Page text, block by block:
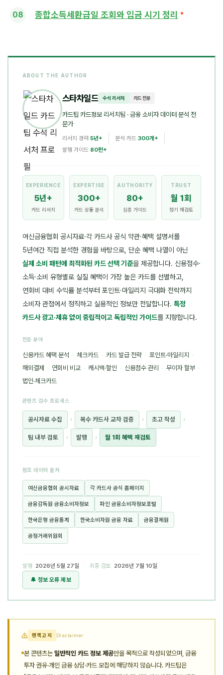
종합소득세환급일 조회와 입금 시기 정리
ABOUT THE AUTHOR
스타차일드 수석 리서처 카드 전문
카드팁 카드정보 리서치팀 · 금융 소비자 데이터 분석 전
문가
리서치 경력 5년+ 분석 카드 300개+
발행 가이드 80편+
EXPERIENCE
5년+
카드 리서치
EXPERTISE
300+
카드 상품 분석
AUTHORITY
80+
심층 가이드
TRUST
월 1회
정기 재검토
여신금융협회 공시자료·각 카드사 공식 약관·혜택 설명서를
5년여간 직접 분석한 경험을 바탕으로, 단순 혜택 나열이 아닌
실제 소비 패턴에 최적화된 카드 선택 기준을 제공합니다. 신용점수·
소득·소비 유형별로 실질 혜택이 가장 높은 카드를 선별하고,
연회비 대비 수익률 분석부터 포인트·마일리지 극대화 전략까지
소비자 관점에서 정직하고 실용적인 정보만 전달합니다. 특정
카드사 광고·제휴 없이 중립적이고 독립적인 가이드를 지향합니다.
전문 분야
신용카드 혜택 분석 · 체크카드 · 카드 발급 전략 · 포인트·마일리지 ·
해외결제 · 연회비 비교 · 캐시백·할인 · 신용점수 관리 · 무이자 할부 ·
법인·체크카드
콘텐츠 검수 프로세스
공시자료 수집 › 복수 카드사 교차 검증 › 초고 작성 ›
팀 내부 검토 › 발행 › 월 1회 혜택 재검토
참조 데이터 출처
여신금융협회 공시자료 각 카드사 공식 홈페이지
금융감독원 금융소비자정보 파인 금융소비자정보포털
한국은행 금융통계 한국소비자원 금융 자료 금융결제원
공정거래위원회
발행 2026년 5월 27일 · 최종 검토
2026년 7월 10일
🔔 정보 오류 제보
면책고지 Disclaimer
본 콘텐츠는 일반적인 카드 정보 제공만을 목적으로 작성되었으며, 금융
투자 권유·개인 금융 상담·카드 모집에 해당하지 않습니다. 카드팁은